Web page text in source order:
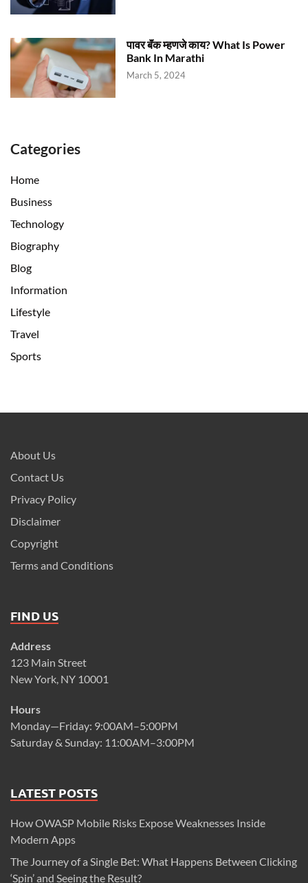
पावर बॅंक म्हणजे काय? What Is Power
Bank In Marathi
March 5, 2024
Categories
Home
Business
Technology
Biography
Blog
Information
Lifestyle
Travel
Sports
About Us
Contact Us
Privacy Policy
Disclaimer
Copyright
Terms and Conditions
FIND US
Address
123 Main Street
New York, NY 10001
Hours
Monday—Friday: 9:00AM–5:00PM
Saturday & Sunday: 11:00AM–3:00PM
LATEST POSTS
How OWASP Mobile Risks Expose Weaknesses Inside
Modern Apps
The Journey of a Single Bet: What Happens Between Clicking
‘Spin’ and Seeing the Result?